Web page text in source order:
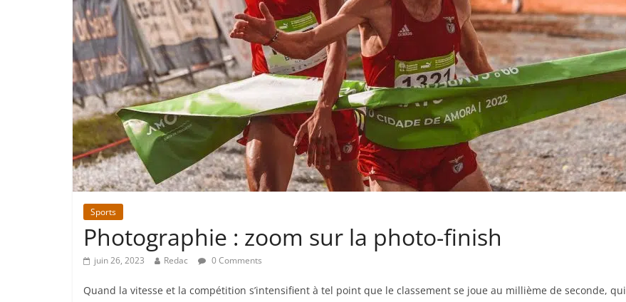
Sports
Photographie : zoom sur la photo-finish
juin 26, 2023 Redac 0 Comments
Quand la vitesse et la compétition s’intensifient à tel point que le classement se joue au millième de seconde, qui